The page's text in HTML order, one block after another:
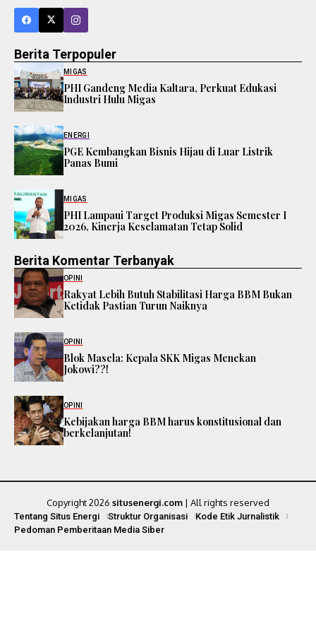
Berita Terpopuler
MIGAS
PHI Gandeng Media Kaltara, Perkuat Edukasi
Industri Hulu Migas
ENERGI
PGE Kembangkan Bisnis Hijau di Luar Listrik
Panas Bumi
MIGAS
PHI Lampaui Target Produksi Migas Semester I
2026, Kinerja Keselamatan Tetap Solid
Berita Komentar Terbanyak
OPINI
Rakyat Lebih Butuh Stabilitasi Harga BBM Bukan
Ketidak Pastian Turun Naiknya
OPINI
Blok Masela: Kepala SKK Migas Menekan
Jokowi??!
OPINI
Kebijakan harga BBM harus konstitusional dan
berkelanjutan!
Copyright 2026 situsenergi.com | All rights reserved
Tentang Situs Energi Struktur Organisasi
Kode Etik Jurnalistik
Pedoman Pemberitaan Media Siber